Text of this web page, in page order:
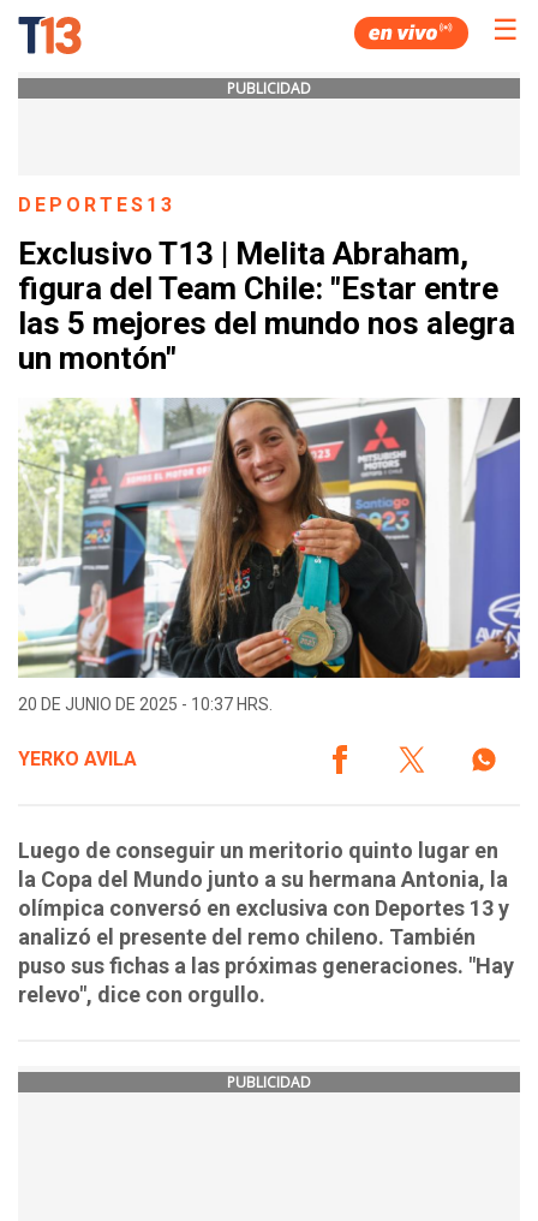
☰
PUBLICIDAD
DEPORTES13
Exclusivo T13 | Melita Abraham,
figura del Team Chile: "Estar entre
las 5 mejores del mundo nos alegra
un montón"
20 DE JUNIO DE 2025 - 10:37 HRS.
YERKO AVILA
Luego de conseguir un meritorio quinto lugar en
la Copa del Mundo junto a su hermana Antonia, la
olímpica conversó en exclusiva con Deportes 13 y
analizó el presente del remo chileno. También
puso sus fichas a las próximas generaciones. "Hay
relevo", dice con orgullo.
PUBLICIDAD